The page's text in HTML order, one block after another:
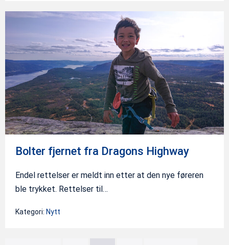
Bolter
fra
Dragons
Highway
Bolter fjernet fra Dragons Highway
Endel rettelser er meldt inn etter at den nye føreren
ble trykket. Rettelser til…
Kategori: Nytt